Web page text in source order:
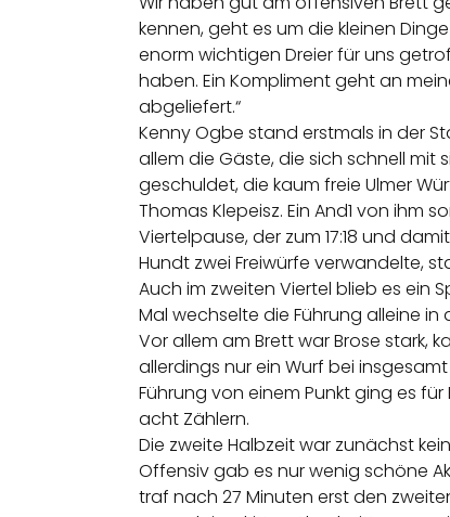
kennen, geht es um die kleinen
enorm wichtigen Dreier für uns
haben. Ein Kompliment geht an
abgeliefert.“
Kenny Ogbe stand erstmals in der
allem die Gäste, die sich schnell mit
geschuldet, die kaum freie Ulmer
Thomas Klepeisz. Ein And1 von ihm
Viertelpause, der zum 17:18 und
Hundt zwei Freiwürfe verwandelte,
Auch im zweiten Viertel blieb es ein
Mal wechselte die Führung alleine in
Vor allem am Brett war Brose stark,
allerdings nur ein Wurf bei
Führung von einem Punkt ging es
acht Zählern.
Die zweite Halbzeit war zunächst
Offensiv gab es nur wenig schöne
traf nach 27 Minuten erst den